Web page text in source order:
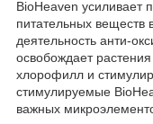
BioHeaven усиливает
питательных веществ
деятельность анти-
освобождает
хлорофилл и
стимулируемые
важных